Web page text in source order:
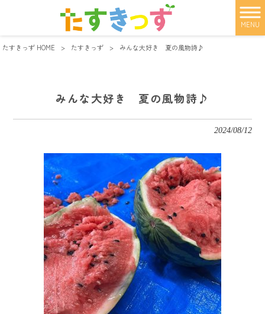
MENU
たすきっず HOME > たすきっず > みんな大好き 夏の風物詩♪
みんな大好き 夏の風物詩♪
2024/08/12